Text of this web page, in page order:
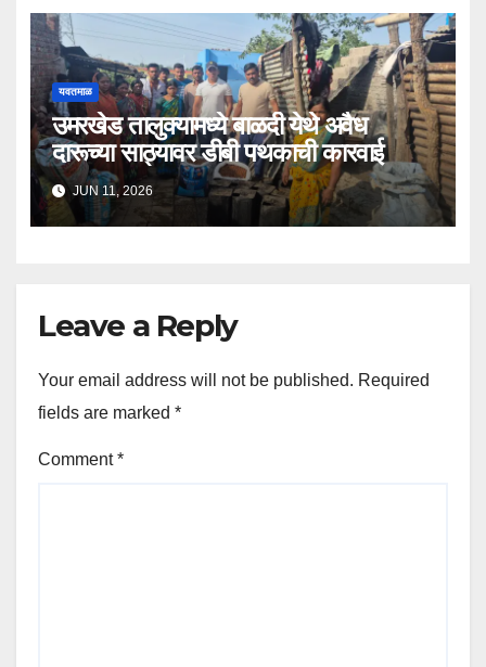
यवतमाळ
उमरखेड तालुक्यामध्ये बाळदी येथे अवैध
दारूच्या साठ्यावर डीबी पथकाची कारवाई
JUN 11, 2026
Leave a Reply
Your email address will not be published. Required
fields are marked *
Comment*